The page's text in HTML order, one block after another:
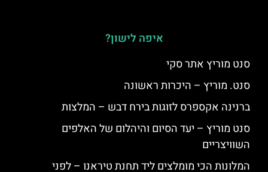
איפה לישון?
סנט מוריץ אתר סקי
סנט. מוריץ – היכרות ראשונה
ברנינה אקספרס לזוגות בירח דבש – המלצות
סנט מוריץ – יעד הסיום והיהלום של האלפים
השוויצריים
המלונות הכי מומלצים ליד תחנת טיראנו – לפני